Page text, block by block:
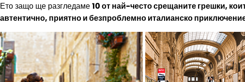
Ето защо ще разгледаме10 от най-често срещаните грешки,
автентично, приятно и безпроблемно италианско